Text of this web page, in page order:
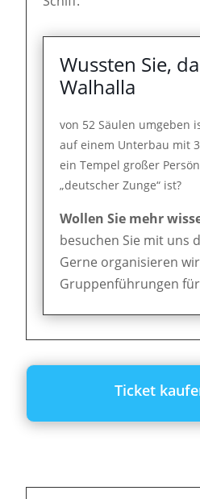
Wussten Sie,
Walhalla
von 52 Säulen umgeben
auf einem Unterbau mit
ein Tempel großer
„deutscher Zunge“ ist?
Wollen Sie mehr
besuchen Sie mit uns
Gerne organisieren
Gruppenführungen für
Ticket